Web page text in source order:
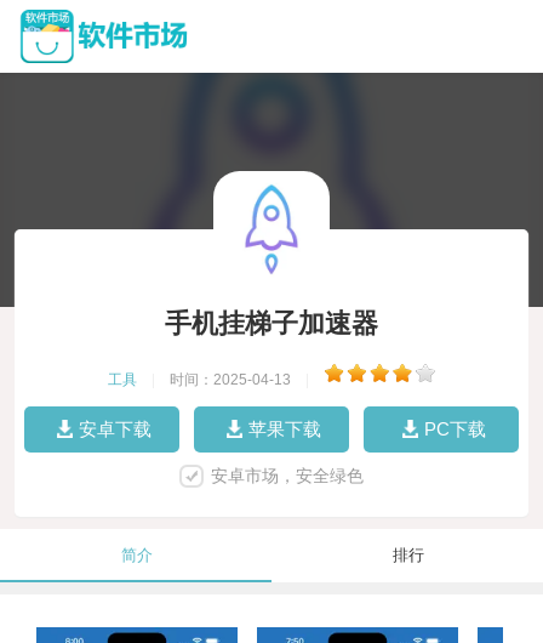
手机挂梯子加速器
工具 时间：2025-04-13
安卓下载 苹果下载 PC下载
安卓市场，安全绿色
简介 排行